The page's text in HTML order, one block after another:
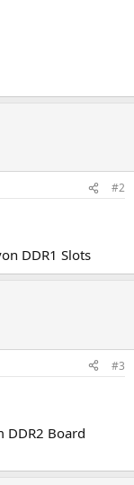
#2
DDR1 Slots
#3
DDR2 Board